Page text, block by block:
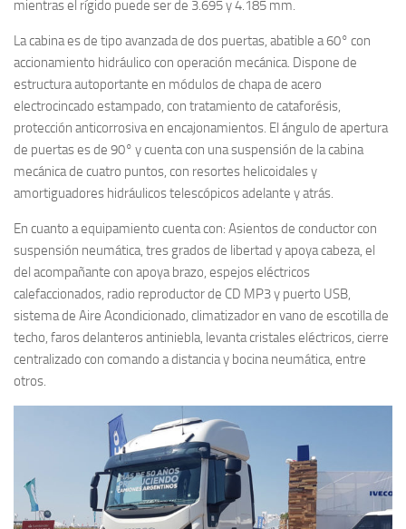
mientras el rígido puede ser de 3.695 y 4.185 mm.
La cabina es de tipo avanzada de dos puertas, abatible a 60° con
accionamiento hidráulico con operación mecánica. Dispone de
estructura autoportante en módulos de chapa de acero
electrocincado estampado, con tratamiento de cataforésis,
protección anticorrosiva en encajonamientos. El ángulo de apertura
de puertas es de 90° y cuenta con una suspensión de la cabina
mecánica de cuatro puntos, con resortes helicoidales y
amortiguadores hidráulicos telescópicos adelante y atrás.
En cuanto a equipamiento cuenta con: Asientos de conductor con
suspensión neumática, tres grados de libertad y apoya cabeza, el
del acompañante con apoya brazo, espejos eléctricos
calefaccionados, radio reproductor de CD MP3 y puerto USB,
sistema de Aire Acondicionado, climatizador en vano de escotilla de
techo, faros delanteros antiniebla, levanta cristales eléctricos, cierre
centralizado con comando a distancia y bocina neumática, entre
otros.